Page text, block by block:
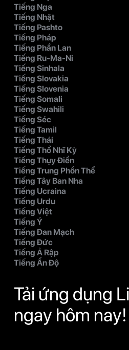
Tiếng Nga
Tiếng Nhật
Tiếng Pashto
Tiếng Pháp
Tiếng Phần Lan
Tiếng Ru-Ma-Ni
Tiếng Sinhala
Tiếng Slovakia
Tiếng Slovenia
Tiếng Somali
Tiếng Swahili
Tiếng Séc
Tiếng Tamil
Tiếng Thái
Tiếng Thổ Nhĩ Kỳ
Tiếng Thụy Điển
Tiếng Trung Phồn Thể
Tiếng Tây Ban Nha
Tiếng Ucraina
Tiếng Urdu
Tiếng Việt
Tiếng Ý
Tiếng Đan Mạch
Tiếng Đức
Tiếng Ả Rập
Tiếng Ấn Độ
Tải ứng dụng
ngay hôm nay!